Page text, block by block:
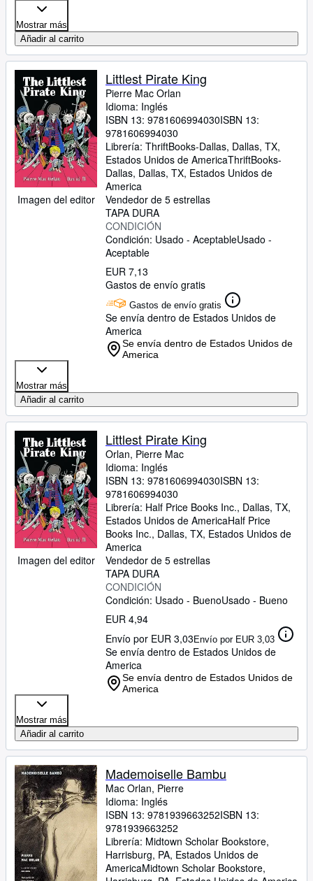
Mostrar más
Añadir al carrito
Imagen del editor
Littlest Pirate King
Pierre Mac Orlan
Idioma: Inglés
ISBN 13: 9781606994030ISBN 13:
9781606994030
Librería: ThriftBooks-Dallas, Dallas, TX,
Estados Unidos de AmericaThriftBooks-
Dallas, Dallas, TX, Estados Unidos de
America
Vendedor de 5 estrellas
TAPA DURA
CONDICIÓN
Condición: Usado - AceptableUsado -
Aceptable
EUR 7,13
Gastos de envío gratis
Gastos de envío gratis
Se envía dentro de Estados Unidos de
America
Se envía dentro de Estados Unidos de
America
Mostrar más
Añadir al carrito
Imagen del editor
Littlest Pirate King
Orlan, Pierre Mac
Idioma: Inglés
ISBN 13: 9781606994030ISBN 13:
9781606994030
Librería: Half Price Books Inc., Dallas, TX,
Estados Unidos de AmericaHalf Price
Books Inc., Dallas, TX, Estados Unidos de
America
Vendedor de 5 estrellas
TAPA DURA
CONDICIÓN
Condición: Usado - BuenoUsado - Bueno
EUR 4,94
Envío por EUR 3,03Envío por EUR 3,03
Se envía dentro de Estados Unidos de
America
Se envía dentro de Estados Unidos de
America
Mostrar más
Añadir al carrito
Mademoiselle Bambu
Mac Orlan, Pierre
Idioma: Inglés
ISBN 13: 9781939663252ISBN 13:
9781939663252
Librería: Midtown Scholar Bookstore,
Harrisburg, PA, Estados Unidos de
AmericaMidtown Scholar Bookstore,